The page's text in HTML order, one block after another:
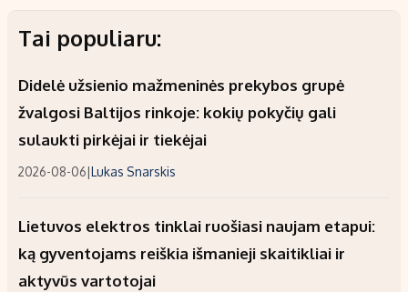
Tai populiaru:
Didelė užsienio mažmeninės prekybos grupė
žvalgosi Baltijos rinkoje: kokių pokyčių gali
sulaukti pirkėjai ir tiekėjai
2026-08-06|Lukas Snarskis
Lietuvos elektros tinklai ruošiasi naujam etapui:
ką gyventojams reiškia išmanieji skaitikliai ir
aktyvūs vartotojai